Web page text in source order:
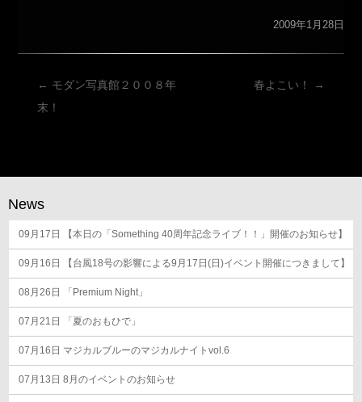
2009年1月28日
投
稿
ゲ
ー
シ
ョ
ン
← モダン写真館２００８年
末！
春よこい！ →
News
09月17日 【本日の「Something 40周年記念ライブ！！」開催のお知らせ】
09月16日 【台風18号の影響による9月17日(日)イベント開催につきまして】
08月26日 「Premium Night」
07月21日 「夏のおもひで」
07月16日 マジカルブルーのマジカルナイトvol.6
07月13日 8月のイベントのお知らせ